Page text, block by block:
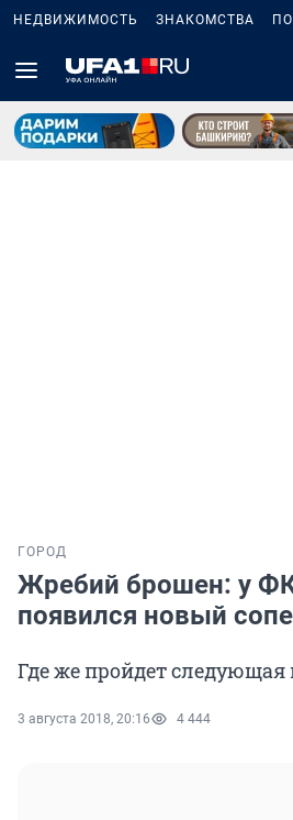
НЕДВИЖИМОСТЬ ЗНАКОМСТВА
ГОРОД
Жребий брошен: у
появился новый
Где же пройдет следующая
3 августа 2018, 20:16 4 444